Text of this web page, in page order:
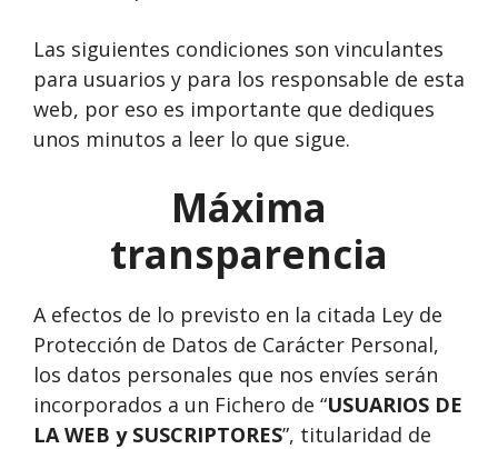
Las siguientes condiciones son vinculantes
para usuarios y para los responsable de esta
web, por eso es importante que dediques
unos minutos a leer lo que sigue.
Máxima
transparencia
A efectos de lo previsto en la citada Ley de
Protección de Datos de Carácter Personal,
los datos personales que nos envíes serán
incorporados a un Fichero de “USUARIOS DE
LA WEB y SUSCRIPTORES”, titularidad de